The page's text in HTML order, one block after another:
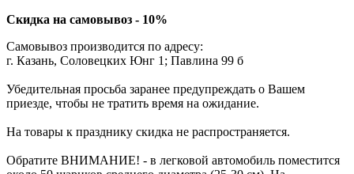
Скидка на самовывоз - 10%
Самовывоз производится по адресу:
г. Казань, Соловецких Юнг 1; Павлина 99 б
Убедительная просьба заранее предупреждать о Вашем
приезде, чтобы не тратить время на ожидание.
На товары к празднику скидка не распространяется.
Обратите ВНИМАНИЕ! - в легковой автомобиль поместится